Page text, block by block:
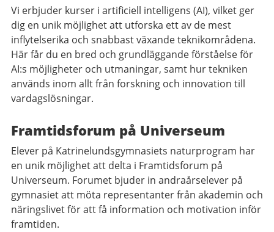
Vi erbjuder kurser i artificiell intelligens (AI), vilket ger
dig en unik möjlighet att utforska ett av de mest
inflytelserika och snabbast växande teknikområdena.
Här får du en bred och grundläggande förståelse för
AI:s möjligheter och utmaningar, samt hur tekniken
används inom allt från forskning och innovation till
vardagslösningar.
Framtidsforum på Universeum
Elever på Katrinelundsgymnasiets naturprogram har
en unik möjlighet att delta i Framtidsforum på
Universeum. Forumet bjuder in andraårselever på
gymnasiet att möta representanter från akademin och
näringslivet för att få information och motivation inför
framtiden.